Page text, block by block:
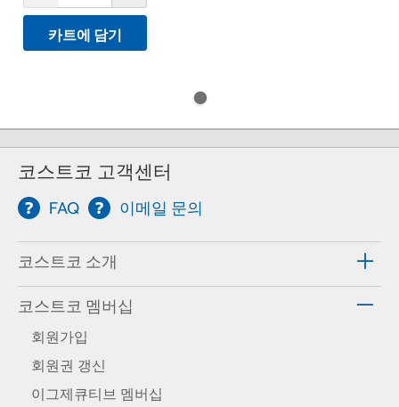
카트에 담기
코스트코 고객센터
FAQ 이메일 문의
코스트코 소개
코스트코 멤버십
회원가입
회원권 갱신
이그제큐티브 멤버십